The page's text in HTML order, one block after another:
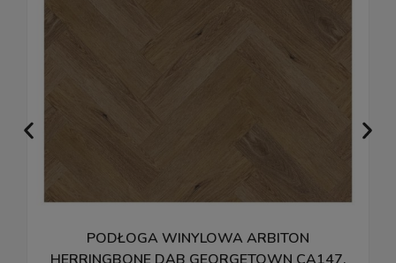
PODŁOGA WINYLOWA ARBITON